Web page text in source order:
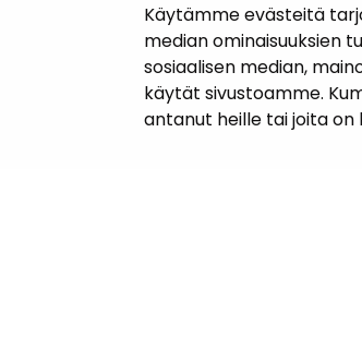
Käytämme evästeitä
median ominaisuuksien
sosiaalisen median,
käytät sivustoamme.
antanut heille tai joita